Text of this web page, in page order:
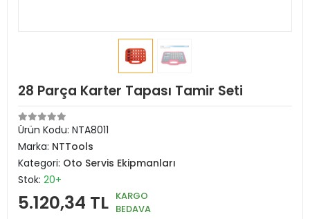
28 Parça Karter Tapası Tamir Seti
Ürün Kodu: NTA8011
Marka: NTTools
Kategori: Oto Servis Ekipmanları
Stok: 20+
5.120,34 TL KARGO
BEDAVA